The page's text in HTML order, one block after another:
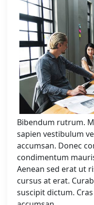
Bibendum rutrum.
sapien vestibulum
accumsan. Donec
condimentum
Aenean sed erat ut
cursus at erat.
suscipit dictum.